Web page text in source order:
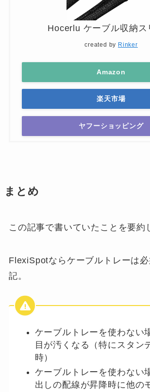
Hocerlu ケーブル収納ス
created by Rinker
Amazon
楽天市場
ヤフーショッピング
まとめ
この記事で書いていたことを要約
FlexiSpotならケーブルトレーは
記。
ケーブルトレーを使わない
目が汚くなる（特にスタン
時）
ケーブルトレーを使わない
出しの配線が昇降時に他の